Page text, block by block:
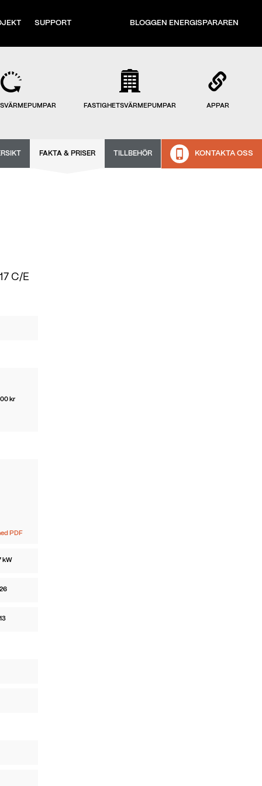
FASTIGHETSVÄRMEPUMPAR APPAR
SUPPORT BLOGGEN ENERGISPARAREN
KONTAKTA OSS
FAKTA & PRISER TILLBEHÖR
C/E
kr
PDF
kW